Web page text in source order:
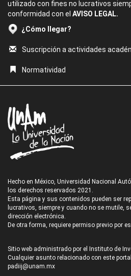
utilizado con fines no lucrativos
conformidad con el AVISO LEGAL.
¿Cómo llegar?
Suscripción a actividades
Normatividad
Hecho en México, Universidad Nacional
los derechos reservados 2021.
Esta página y sus contenidos pueden ser
lucrativos, siempre y cuando no se mutile,
dirección electrónica.
De otra forma, requiere permiso previo por
Sitio web administrado por el Instituto de
Cualquier asunto relacionado con este
padiij@unam.mx